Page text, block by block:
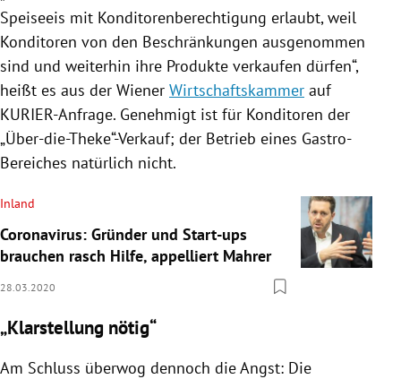
Speiseeis mit Konditorenberechtigung erlaubt, weil
Konditoren von den Beschränkungen ausgenommen
sind und weiterhin ihre Produkte verkaufen dürfen“,
heißt es aus der Wiener Wirtschaftskammer auf
KURIER-Anfrage. Genehmigt ist für Konditoren der
„Über-die-Theke“-Verkauf; der Betrieb eines Gastro-
Bereiches natürlich nicht.
Inland
Coronavirus: Gründer und Start-ups
brauchen rasch Hilfe, appelliert Mahrer
28.03.2020
„Klarstellung nötig“
Am Schluss überwog dennoch die Angst: Die